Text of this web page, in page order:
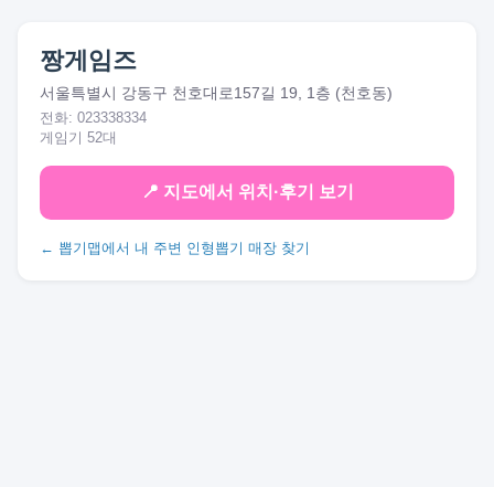
짱게임즈
서울특별시 강동구 천호대로157길 19, 1층 (천호동)
전화: 023338334
게임기 52대
📍 지도에서 위치·후기 보기
← 뽑기맵에서 내 주변 인형뽑기 매장 찾기